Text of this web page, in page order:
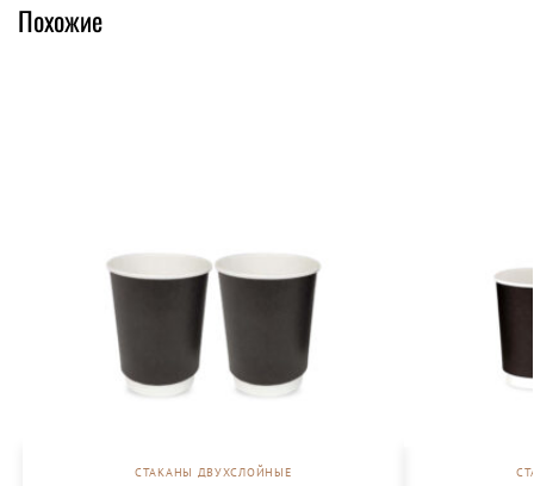
Похожие
СТАКАНЫ ДВУХСЛОЙНЫЕ